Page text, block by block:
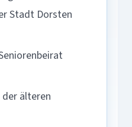
Stadt Dorsten
älteren